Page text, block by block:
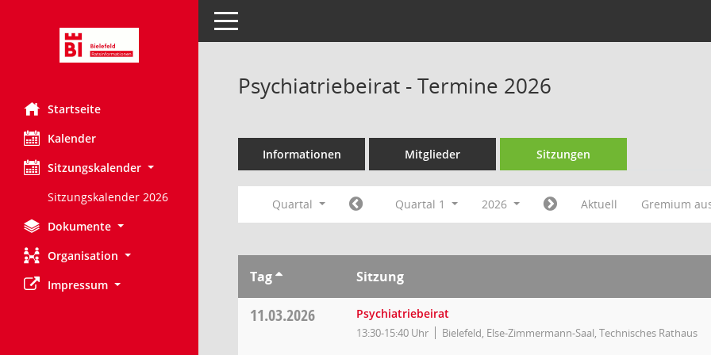
Startseite
Kalender
Sitzungskalender
Sitzungskalender 2026
Dokumente
Organisation
Impressum
Toggle navigation
Psychiatriebeirat - Termine 2026
Informationen Mitglieder Sitzungen
Quartal Quartal 1 2026 Aktuell Gremium
Tag Sitzung
11.03.2026 Psychiatriebeirat
13:30-15:40 Uhr Bielefeld, Else-Zimmermann-Saal, Technisches Rathaus